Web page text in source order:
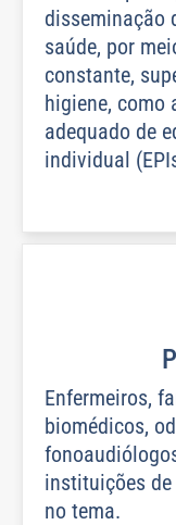
Enfermeiros,
biomédicos,
instituições
no tema.
disseminação
saúde, por
constante,
higiene, como
adequado de
individual